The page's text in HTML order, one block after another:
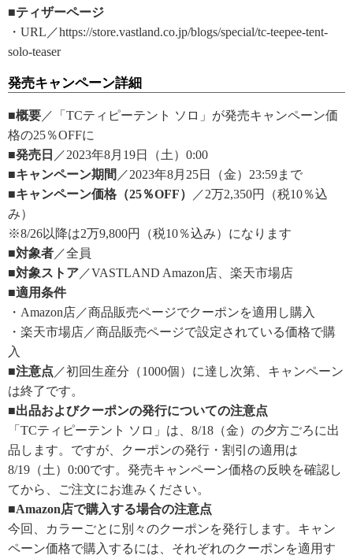
■ティザーページ
・URL／https://store.vastland.co.jp/blogs/special/tc-teepee-tent-
solo-teaser
発売キャンペーン詳細
■概要／「TCティピーテント ソロ」が発売キャンペーン価
格の25％OFFに
■発売日 ／2023年8月19日（土）0:00
■キャンペーン期間 ／2023年8月25日（金）23:59まで
■キャンペーン価格（25％OFF）
／2万2,350円（税10％込
み）
※8/26以降は2万9,800円（税10％込み）になります
■対象者／全員
■対象ストア／VASTLAND Amazon店、楽天市場店
■適用条件
・Amazon店／商品販売ページでクーポンを適用し購入
・楽天市場店／商品販売ページで設定されている価格で購
入
■注意点 ／初回生産分（1000個）に達し次第、キャンペーン
は終了です。
■出品およびクーポンの発行についての注意点
「TCティピーテント ソロ」は、8/18（金）の夕方ごろに出
品します。ですが、クーポンの発行・割引の適用は
8/19（土）0:00です。発売キャンペーン価格の反映を確認し
てから、ご注文にお進みください。
■Amazon店で購入する場合の注意点
今回、カラーごとに別々のクーポンを発行します。キャン
ペーン価格で購入するには、それぞれのクーポンを適用す